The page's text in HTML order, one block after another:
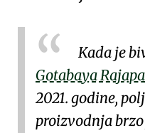
Kada je
Gotabaya
2021. godine,
proizvodnja